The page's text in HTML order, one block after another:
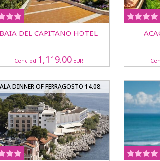
BAIA DEL CAPITANO HOTEL
Cene od 1,119.00EUR
DINNER OF FERRAGOSTO 14.08.